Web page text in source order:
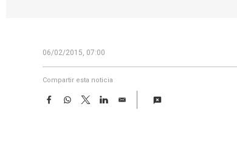
06/02/2015, 07:00
Compartir esta noticia
F
W
T
w
L
E